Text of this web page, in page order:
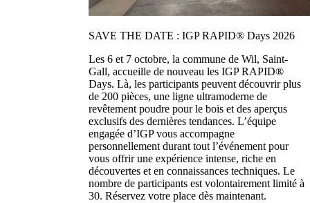
SAVE THE DATE : IGP RAPID® Days 2026
Les 6 et 7 octobre, la commune de Wil, Saint-
Gall, accueille de nouveau les IGP RAPID®
Days. Là, les participants peuvent découvrir plus
de 200 pièces, une ligne ultramoderne de
revêtement poudre pour le bois et des aperçus
exclusifs des dernières tendances. L’équipe
engagée d’IGP vous accompagne
personnellement durant tout l’événement pour
vous offrir une expérience intense, riche en
découvertes et en connaissances techniques. Le
nombre de participants est volontairement limité à
30. Réservez votre place dès maintenant.